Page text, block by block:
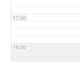
17:00
18:00